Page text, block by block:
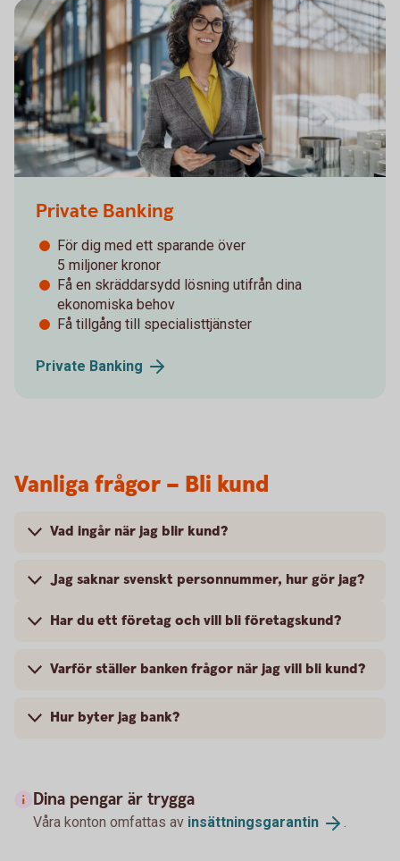
Private Banking
För dig med ett sparande över
­5 miljoner kronor
Få en skräddarsydd lösning utifrån dina
ekonomiska behov
Få tillgång till specialisttjänster
Private Banking
Vanliga frågor – Bli kund
Vad ingår när jag blir kund?
Jag saknar svenskt personnummer, hur gör jag?
Har du ett företag och vill bli företagskund?
Varför ställer banken frågor när jag vill bli kund?
Hur byter jag bank?
Dina pengar är trygga
Våra konton omfattas av insättningsgarantin .